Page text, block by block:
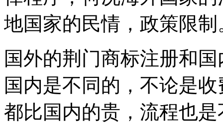
地国家的民情，政策限制
国外的荆门商标注册和
国内是不同的，不论是
都比国内的贵，流程也